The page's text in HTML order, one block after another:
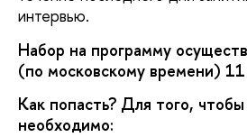
интервью.
Набор на программу
(по московскому времени)
Как попасть? Для того,
необходимо: